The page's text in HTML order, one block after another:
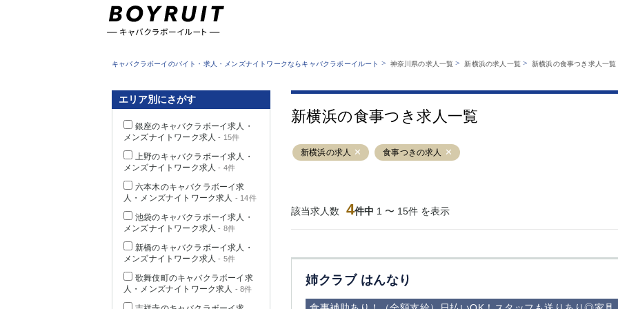
業種から探す
職種から探す
キャバクラボーイルートとは？
サイトマップ
キャバクラボーイのバイト・求人・メンズナイトワークならキャバクラボーイルート > 神奈川県の求人一覧 >新横浜の求人一覧 >新横浜の食事つき求人一覧
新横浜の食事つき求人一覧
新横浜の求人 食事つきの求人
該当求人数 4件中 1 〜 15件 を表示
姉クラブ はんなり
エリア別にさがす
銀座のキャバクラボーイ求人・
メンズナイトワーク求人 - 15件
上野のキャバクラボーイ求人・
メンズナイトワーク求人 - 4件
六本木のキャバクラボーイ求
人・メンズナイトワーク求人 - 14件
池袋のキャバクラボーイ求人・
メンズナイトワーク求人 - 8件
新橋のキャバクラボーイ求人・
メンズナイトワーク求人 - 5件
歌舞伎町のキャバクラボーイ求
人・メンズナイトワーク求人 - 8件
東京都 銀座 上野 六本木 池袋
立川
千葉中央
大山
赤坂
ひばりヶ丘（北
学芸大学
の好立地！
京メトロ南北線
宿